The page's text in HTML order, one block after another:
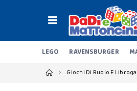
LEGO RAVENSBURGER
Giochi Di Ruolo E